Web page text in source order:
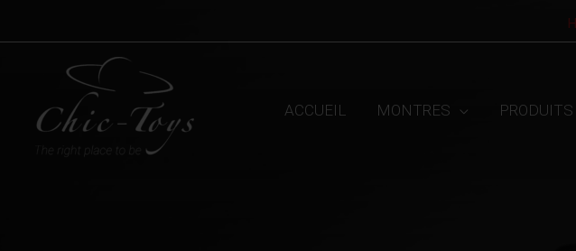
au
ACCUEIL MONTRES PRODUITS